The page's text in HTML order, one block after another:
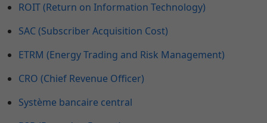
ROIT (Return on Information Technology)
SAC (Subscriber Acquisition Cost)
ETRM (Energy Trading and Risk Management)
CRO (Chief Revenue Officer)
Système bancaire central